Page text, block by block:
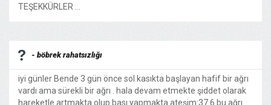
TEŞEKKÜRLER ...
- böbrek rahatsızlığı
iyi günler Bende 3 gün önce sol kasıkta başlayan hafif bir ağrı
vardı ama sürekli bir ağrı . hala devam etmekte şiddet olarak
hareketle artmakta olup bası yapmakta ateşim:37.6 bu ağrı